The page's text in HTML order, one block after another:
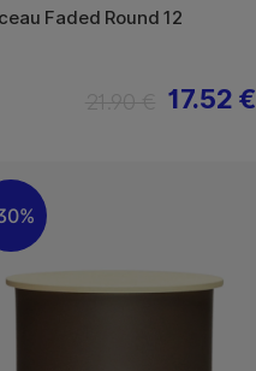
Faded Round 12
17.52 €